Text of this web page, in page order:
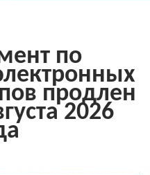
по
продлен
2026